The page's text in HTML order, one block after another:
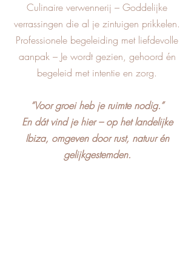
Culinaire verwennerij – Goddelijke
verrassingen die al je zintuigen prikkelen.
Professionele begeleiding met liefdevolle
aanpak – Je wordt gezien, gehoord én
begeleid met intentie en zorg.
“Voor groei heb je ruimte nodig.”
En dát vind je hier – op het landelijke
Ibiza, omgeven door rust, natuur én
gelijkgestemden.